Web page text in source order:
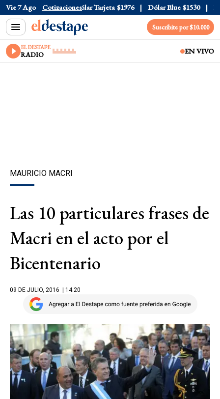
Vie 7 Ago Cotizaciones
Oficial $1520 Dólar Tarjeta $1976 Dólar Blue $1530
Suscribite por $10.000
EL DESTAPE
RADIO EN VIVO
MAURICIO MACRI
Las 10 particulares frases de
Macri en el acto por el
Bicentenario
09 DE JULIO, 2016 | 14.20